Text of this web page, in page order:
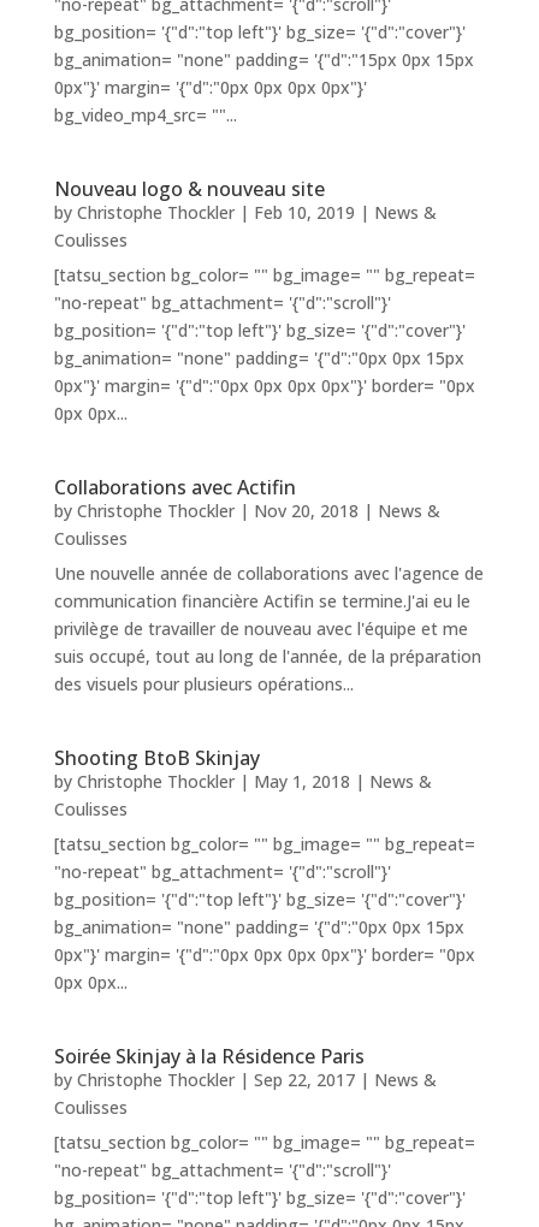
"no-repeat" bg_attachment= '{"d":"scroll"}'
bg_position= '{"d":"top left"}' bg_size= '{"d":"cover"}'
bg_animation= "none" padding= '{"d":"15px 0px 15px
0px"}' margin= '{"d":"0px 0px 0px 0px"}'
bg_video_mp4_src= ""...
Nouveau logo & nouveau site
by Christophe Thockler| Feb 10, 2019 | News &
Coulisses
[tatsu_section bg_color= "" bg_image= "" bg_repeat=
"no-repeat" bg_attachment= '{"d":"scroll"}'
bg_position= '{"d":"top left"}' bg_size= '{"d":"cover"}'
bg_animation= "none" padding= '{"d":"0px 0px 15px
0px"}' margin= '{"d":"0px 0px 0px 0px"}' border= "0px
0px 0px...
Collaborations avec Actifin
by Christophe Thockler| Nov 20, 2018 | News &
Coulisses
Une nouvelle année de collaborations avec l'agence de
communication financière Actifin se termine.J'ai eu le
privilège de travailler de nouveau avec l'équipe et me
suis occupé, tout au long de l'année, de la préparation
des visuels pour plusieurs opérations...
Shooting BtoB Skinjay
by Christophe Thockler| May 1, 2018 | News &
Coulisses
[tatsu_section bg_color= "" bg_image= "" bg_repeat=
"no-repeat" bg_attachment= '{"d":"scroll"}'
bg_position= '{"d":"top left"}' bg_size= '{"d":"cover"}'
bg_animation= "none" padding= '{"d":"0px 0px 15px
0px"}' margin= '{"d":"0px 0px 0px 0px"}' border= "0px
0px 0px...
Soirée Skinjay à la Résidence Paris
by Christophe Thockler| Sep 22, 2017| News &
Coulisses
[tatsu_section bg_color= "" bg_image= "" bg_repeat=
"no-repeat" bg_attachment= '{"d":"scroll"}'
bg_position= '{"d":"top left"}' bg_size= '{"d":"cover"}'